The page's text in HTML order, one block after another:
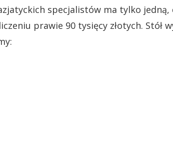
specjalistów ma tylko jedną,
prawie 90 tysięcy złotych. Stół